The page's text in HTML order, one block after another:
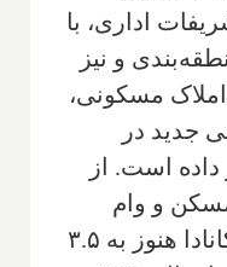
اداری، با
و نیز
مسکونی،
جدید در
است. از
و وام
مسکن کانادا نشان داد که کانادا هنوز به ۳.۵